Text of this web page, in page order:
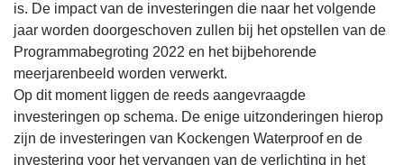
is. De impact van de investeringen die naar het volgende
jaar worden doorgeschoven zullen bij het opstellen van de
Programmabegroting 2022 en het bijbehorende
meerjarenbeeld worden verwerkt.
Op dit moment liggen de reeds aangevraagde
investeringen op schema. De enige uitzonderingen hierop
zijn de investeringen van Kockengen Waterproof en de
investering voor het vervangen van de verlichting in het